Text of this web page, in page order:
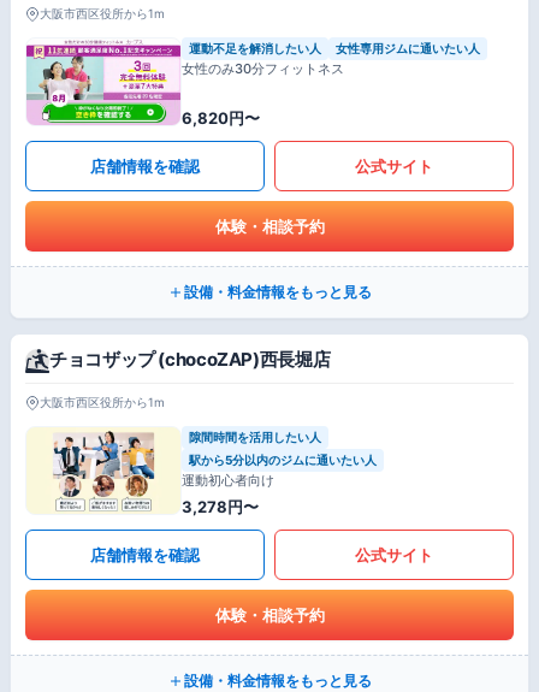
大阪市西区役所から1m
運動不足を解消したい人 女性専用ジムに通いたい人
女性のみ30分フィットネス
6,820円〜
店舗情報を確認 公式サイト
体験・相談予約
設備・料金情報をもっと見る
チョコザップ (chocoZAP)西長堀店
大阪市西区役所から1m
隙間時間を活用したい人
駅から5分以内のジムに通いたい人
運動初心者向け
3,278円〜
店舗情報を確認 公式サイト
体験・相談予約
設備・料金情報をもっと見る